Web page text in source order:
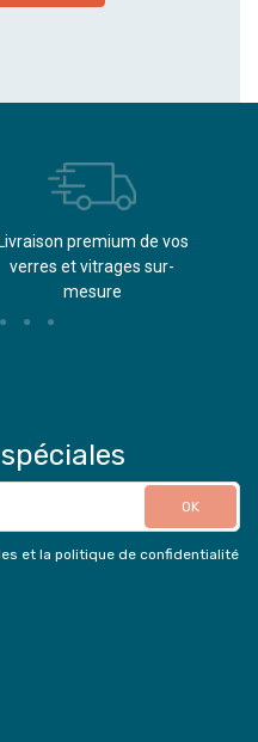
Livraison premium de vos
verres et vitrages sur-
mesure
et la politique de confidentialité